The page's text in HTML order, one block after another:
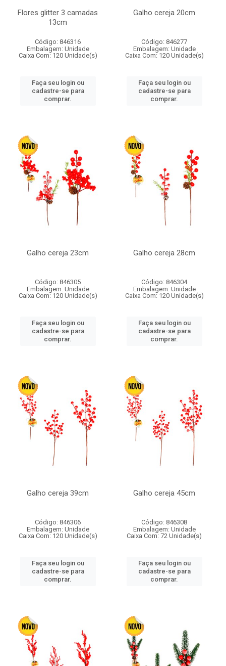
Flores glitter 3 camadas
13cm
Código: 846316
Embalagem: Unidade
Caixa Com: 120 Unidade(s)
Faça seu login ou
cadastre-se para
comprar.
Galho cereja 20cm
Código: 846277
Embalagem: Unidade
Caixa Com: 120 Unidade(s)
Faça seu login ou
cadastre-se para
comprar.
Galho cereja 23cm
Código: 846305
Embalagem: Unidade
Caixa Com: 120 Unidade(s)
Faça seu login ou
cadastre-se para
comprar.
Galho cereja 28cm
Código: 846304
Embalagem: Unidade
Caixa Com: 120 Unidade(s)
Faça seu login ou
cadastre-se para
comprar.
Galho cereja 39cm
Código: 846306
Embalagem: Unidade
Caixa Com: 120 Unidade(s)
Faça seu login ou
cadastre-se para
comprar.
Galho cereja 45cm
Código: 846308
Embalagem: Unidade
Caixa Com: 72 Unidade(s)
Faça seu login ou
cadastre-se para
comprar.